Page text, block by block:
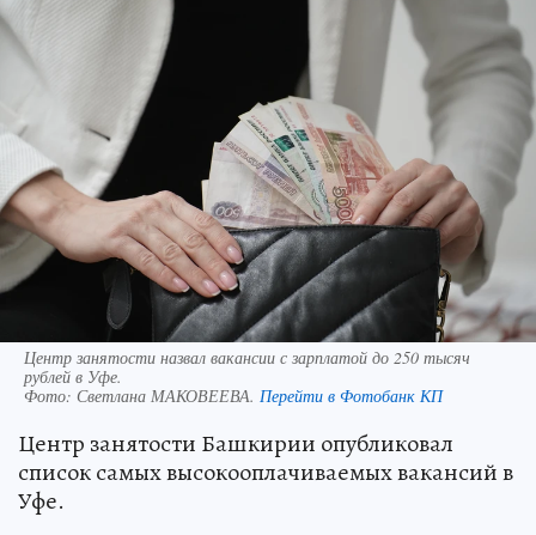
Центр занятости назвал вакансии с зарплатой до 250 тысяч
рублей в Уфе.
Фото: Светлана МАКОВЕЕВА. Перейти в Фотобанк КП
Центр занятости Башкирии опубликовал
список самых высокооплачиваемых вакансий в
Уфе.